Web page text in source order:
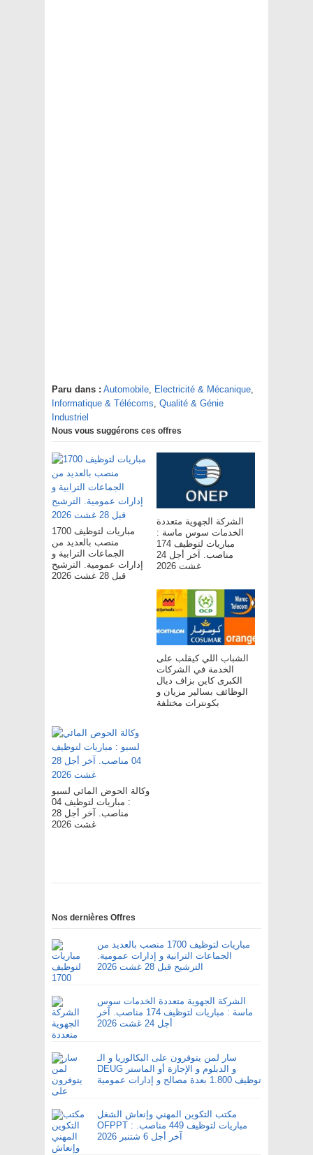
Paru dans : Automobile, Electricité & Mécanique,
Informatique & Télécoms, Qualité & Génie
Industriel
Nous vous suggérons ces offres
مباريات لتوظيف 1700
منصب بالعديد من
الجماعات الترابية و
إدارات عمومية. الترشيح
قبل 28 غشت 2026
الشركة الجهوية متعددة
الخدمات سوس ماسة :
مباريات لتوظيف 174
مناصب. آخر أجل 24
غشت 2026
الشباب اللي كيقلب على
الخدمة في الشركات
الكبرى كاين بزاف ديال
الوظائف بسالير مزيان و
بكونترات مختلفة
وكالة الحوض المائي لسبو
: مباريات لتوظيف 04
مناصب. آخر أجل 28
غشت 2026
Nos dernières Offres
مباريات لتوظيف 1700 منصب بالعديد من
الجماعات الترابية و إدارات عمومية.
الترشيح قبل 28 غشت 2026
الشركة الجهوية متعددة الخدمات سوس
ماسة : مباريات لتوظيف 174 مناصب. آخر
أجل 24 غشت 2026
سار لمن يتوفرون على البكالوريا و الـ
DEUG و الدبلوم و الإجازة أو الماستر
توظيف 1.800 بعدة مصالح و إدارات عمومية
مكتب التكوين المهني وإنعاش الشغل
OFPPT : مباريات لتوظيف 449 مناصب.
آخر أجل 6 شتنبر 2026